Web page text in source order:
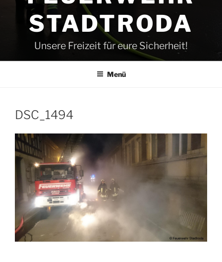
STADTRODA
Unsere Freizeit für eure Sicherheit!
Menü
DSC_1494